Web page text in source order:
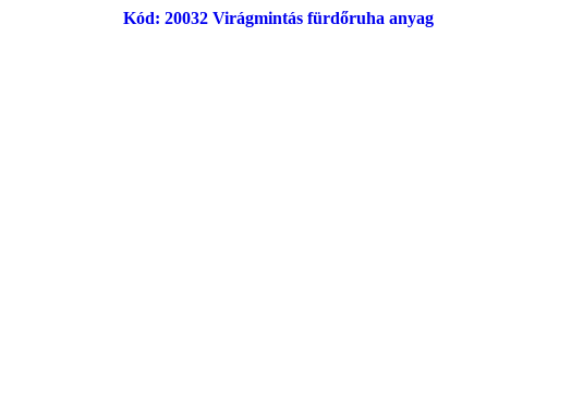
Kód: 20032 Virágmintás fürdőruha anyag